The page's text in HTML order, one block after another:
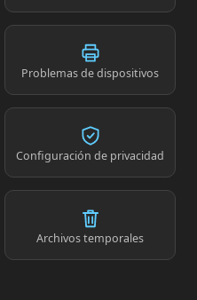
Problemas de dispositivos
Configuración de privacidad
Archivos temporales